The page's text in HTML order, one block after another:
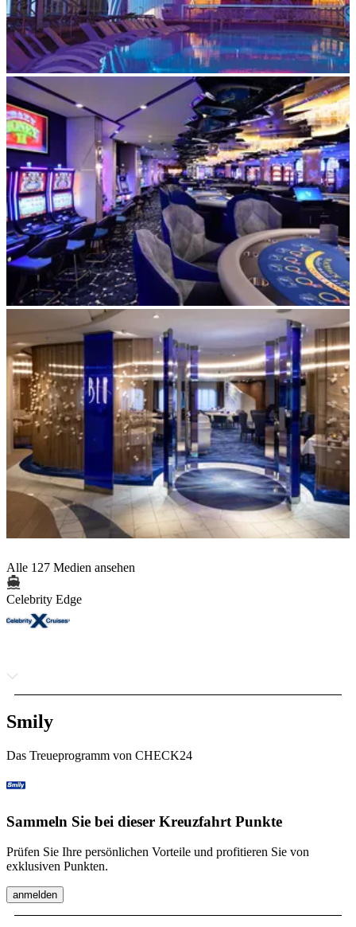
Alle 127 Medien ansehen
Celebrity Edge
Smily
Das Treueprogramm von CHECK24
Sammeln Sie bei dieser Kreuzfahrt Punkte
Prüfen Sie Ihre persönlichen Vorteile und profitieren Sie von
exklusiven Punkten.
anmelden